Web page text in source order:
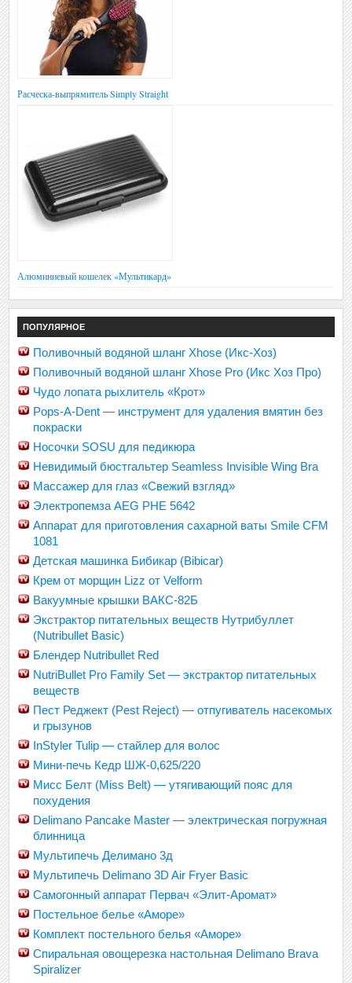
Расческа-выпрямитель Simply Straight
Алюминиевый кошелек «Мультикард»
ПОПУЛЯРНОЕ
Поливочный водяной шланг Xhose (Икс-Хоз)
Поливочный водяной шланг Xhose Pro (Икс Хоз Про)
Чудо лопата рыхлитель «Крот»
Pops-A-Dent — инструмент для удаления вмятин без
покраски
Носочки SOSU для педикюра
Невидимый бюстгальтер Seamless Invisible Wing Bra
Массажер для глаз «Свежий взгляд»
Электропемза AEG PHE 5642
Аппарат для приготовления сахарной ваты Smile CFM
1081
Детская машинка Бибикар (Bibicar)
Крем от морщин Lizz от Velform
Вакуумные крышки ВАКС-82Б
Экстрактор питательных веществ Нутрибуллет
(Nutribullet Basic)
Блендер Nutribullet Red
NutriBullet Pro Family Set — экстрактор питательных
веществ
Пест Реджект (Pest Reject) — отпугиватель насекомых
и грызунов
InStyler Tulip — стайлер для волос
Мини-печь Кедр ШЖ-0,625/220
Мисс Белт (Miss Belt) — утягивающий пояс для
похудения
Delimano Pancake Master — электрическая погружная
блинница
Мультипечь Делимано 3д
Мультипечь Delimano 3D Air Fryer Basic
Самогонный аппарат Первач «Элит-Аромат»
Постельное белье «Аморе»
Комплект постельного белья «Аморе»
Спиральная овощерезка настольная Delimano Brava
Spiralizer